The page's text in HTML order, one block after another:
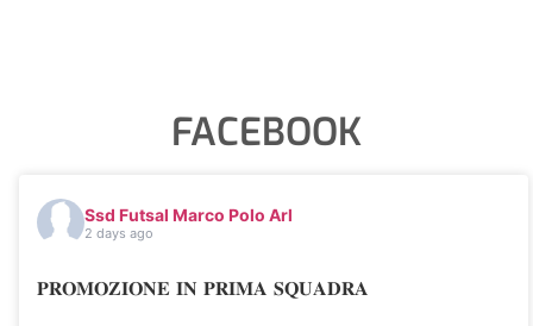
FACEBOOK
Ssd Futsal Marco Polo Arl
2 days ago
𝐏𝐑𝐎𝐌𝐎𝐙𝐈𝐎𝐍𝐄 𝐈𝐍 𝐏𝐑𝐈𝐌𝐀 𝐒𝐐𝐔𝐀𝐃𝐑𝐀